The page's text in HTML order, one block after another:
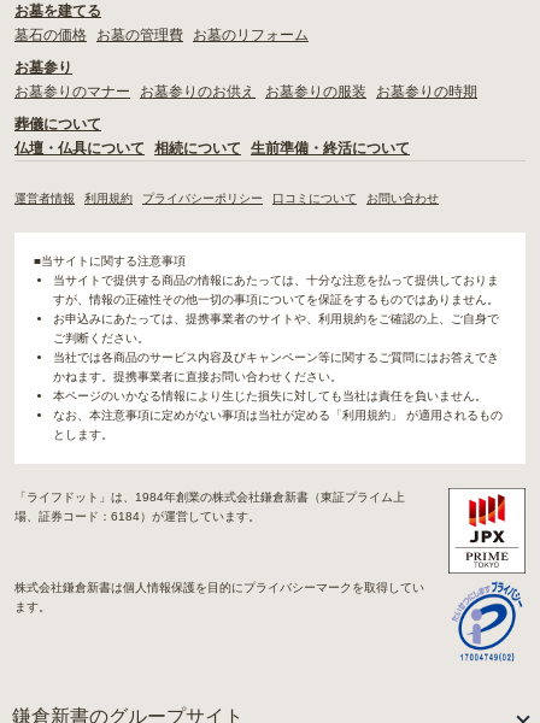
お墓を建てる
墓石の価格
お墓の管理費
お墓のリフォーム
お墓参り
お墓参りのマナー
お墓参りのお供え お墓参りの服装
お墓参りの時期
葬儀について
仏壇・仏具について
相続について 生前準備・終活について
運営者情報 利用規約 プライバシーポリシー 口コミについて お問い合わせ
■当サイトに関する注意事項
当サイトで提供する商品の情報にあたっては、十分な注意を払って提供しておりま
すが、情報の正確性その他一切の事項についてを保証をするものではありません。
お申込みにあたっては、提携事業者のサイトや、利用規約をご確認の上、ご自身で
ご判断ください。
当社では各商品のサービス内容及びキャンペーン等に関するご質問にはお答えでき
かねます。提携事業者に直接お問い合わせください。
本ページのいかなる情報により生じた損失に対しても当社は責任を負いません。
なお、本注意事項に定めがない事項は当社が定める「利用規約」 が適用されるもの
とします。
「ライフドット」は、1984年創業の株式会社鎌倉新書（東証プライム上
場、証券コード：6184）が運営しています。
株式会社鎌倉新書は個人情報保護を目的にプライバシーマークを取得してい
ます。
鎌倉新書のグループサイト